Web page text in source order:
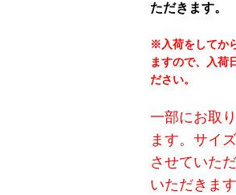
ただきます。
※入荷をしてか
ますので、入荷
ださい。
一部にお取
ます。サイ
させていた
いただきま